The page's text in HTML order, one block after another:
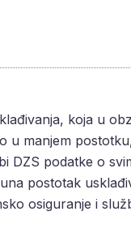
koja u
u manjem
DZS podatke o
postotak
osiguranje i